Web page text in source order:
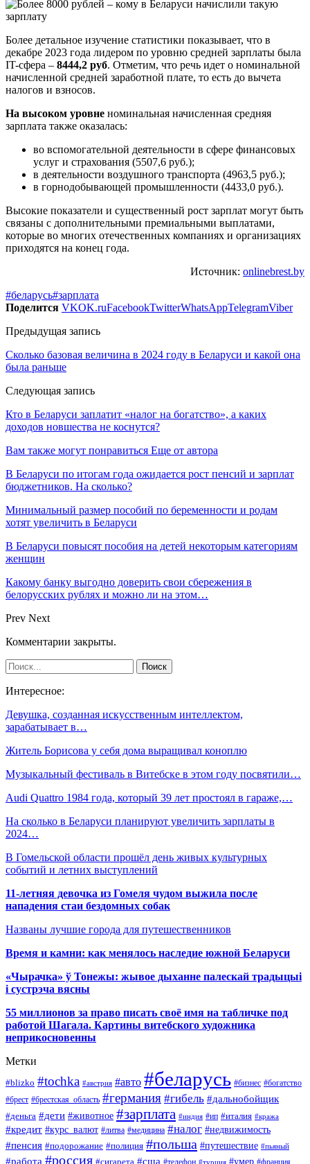
Более детальное изучение статистики показывает, что в
декабре 2023 года лидером по уровню средней зарплаты была
IT-сфера – 8444,2 руб. Отметим, что речь идет о номинальной
начисленной средней заработной плате, то есть до вычета
налогов и взносов.
На высоком уровне номинальная начисленная средняя
зарплата также оказалась:
во вспомогательной деятельности в сфере финансовых
услуг и страхования (5507,6 руб.);
в деятельности воздушного транспорта (4963,5 руб.);
в горнодобывающей промышленности (4433,0 руб.).
Высокие показатели и существенный рост зарплат могут быть
связаны с дополнительными премиальными выплатами,
которые во многих отечественных компаниях и организациях
приходятся на конец года.
Источник: onlinebrest.by
#беларусь#зарплата
Поделится VKOK.ruFacebookTwitterWhatsAppTelegramViber
Предыдущая запись
Сколько базовая величина в 2024 году в Беларуси и какой она
была раньше
Следующая запись
Кто в Беларуси заплатит «налог на богатство», а каких
доходов новшества не коснутся?
Вам также могут понравиться Еще от автора
В Беларуси по итогам года ожидается рост пенсий и зарплат
бюджетников. На сколько?
Минимальный размер пособий по беременности и родам
хотят увеличить в Беларуси
В Беларуси повысят пособия на детей некоторым категориям
женщин
Какому банку выгодно доверить свои сбережения в
белорусских рублях и можно ли на этом…
Prev Next
Комментарии закрыты.
Интересное:
Девушка, созданная искусственным интеллектом,
зарабатывает в…
Житель Борисова у себя дома выращивал коноплю
Музыкальный фестиваль в Витебске в этом году посвятили…
Audi Quattro 1984 года, который 39 лет простоял в гараже,…
На сколько в Беларуси планируют увеличить зарплаты в
2024…
В Гомельской области прошёл день живых культурных
событий и летних выступлений
11-летняя девочка из Гомеля чудом выжила после
нападения стаи бездомных собак
Названы лучшие города для путешественников
Время и камни: как менялось наследие южной Беларуси
«Чырачка» ў Тонежы: жывое дыханне палескай традыцыі
і сустрэча вясны
55 миллионов за право писать своё имя на табличке под
работой Шагала. Картины витебского художника
неприкосновенны
Метки
#blizko #tochka #австрия #авто #беларусь #бизнес #богатство
#брест #брестская_область #германия #гибель #дальнобойщик
#деньга #дети #животное #зарплата #индия #ип #италия #кража
#кредит #курс_валют #литва #медицина #налог #недвижимость
#пенсия #подорожание #полиция #польша #путешествие #пьяный
#работа #россия #сигарета #сша #телефон #турция #умер #франция